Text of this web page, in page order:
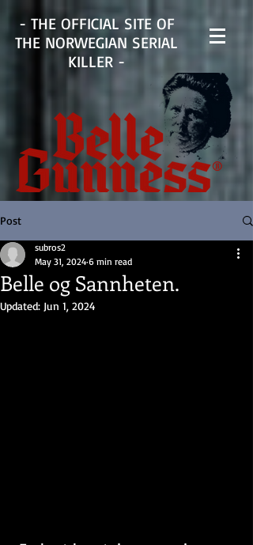
- THE OFFICIAL SITE OF
THE NORWEGIAN SERIAL
KILLER -
Post
Belle og Sannheten.
subros2
May 31, 2024 6 min read
Updated: Jun 1, 2024